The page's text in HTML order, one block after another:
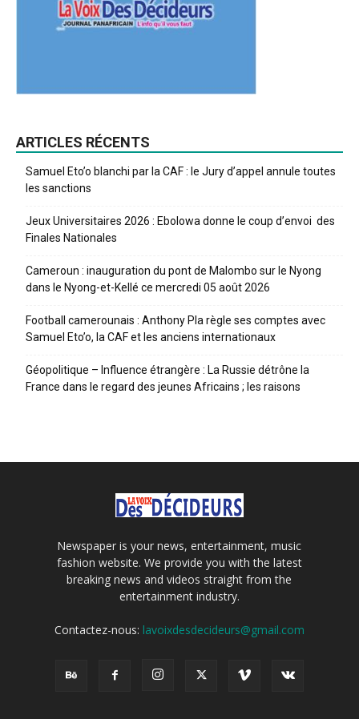
ARTICLES RÉCENTS
Samuel Eto’o blanchi par la CAF : le Jury d’appel annule toutes
les sanctions
Jeux Universitaires 2026 : Ebolowa donne le coup d’envoi des
Finales Nationales
Cameroun : inauguration du pont de Malombo sur le Nyong
dans le Nyong-et-Kellé ce mercredi 05 août 2026
Football camerounais : Anthony Pla règle ses comptes avec
Samuel Eto’o, la CAF et les anciens internationaux
Géopolitique – Influence étrangère : La Russie détrône la
France dans le regard des jeunes Africains ; les raisons
Newspaper is your news, entertainment, music
fashion website. We provide you with the latest
breaking news and videos straight from the
entertainment industry.
Contactez-nous: lavoixdesdecideurs@gmail.com